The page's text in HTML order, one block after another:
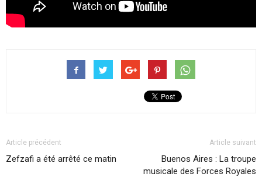
Article précédent
Zefzafi a été arrêté ce matin
Article suivant
Buenos Aires : La troupe
musicale des Forces Royales